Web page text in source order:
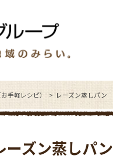
手軽レシピ） レーズン蒸しパン
ーズン蒸しパン